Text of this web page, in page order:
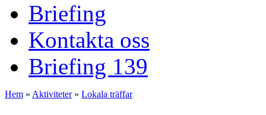
Briefing
Kontakta oss
Briefing 139
Hem » Aktiviteter» Lokala träffar